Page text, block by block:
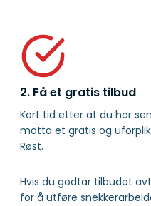
2. Få et gratis tilbud
Kort tid etter at du har
motta et gratis og
Røst.
Hvis du godtar tilbudet
for å utføre